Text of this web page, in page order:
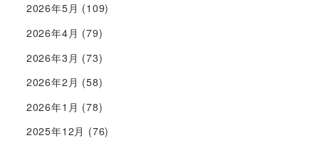
2026年5月 (109)
2026年4月 (79)
2026年3月 (73)
2026年2月 (58)
2026年1月 (78)
2025年12月 (76)